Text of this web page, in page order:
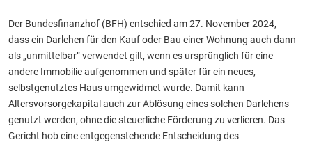
Der Bundesfinanzhof (BFH) entschied am 27. November 2024,
dass ein Darlehen für den Kauf oder Bau einer Wohnung auch dann
als „unmittelbar“ verwendet gilt, wenn es ursprünglich für eine
andere Immobilie aufgenommen und später für ein neues,
selbstgenutztes Haus umgewidmet wurde. Damit kann
Altersvorsorgekapital auch zur Ablösung eines solchen Darlehens
genutzt werden, ohne die steuerliche Förderung zu verlieren. Das
Gericht hob eine entgegenstehende Entscheidung des